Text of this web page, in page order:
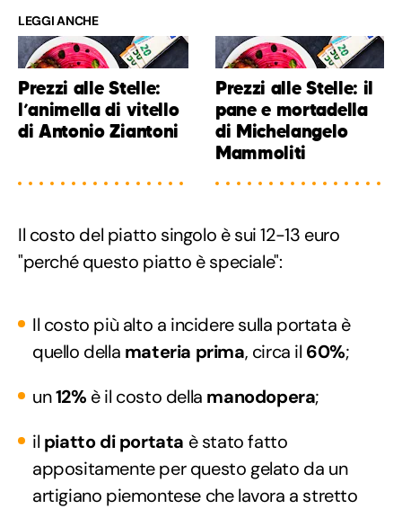
LEGGI ANCHE
Prezzi alle Stelle:
l’animella di vitello
di Antonio Ziantoni
Prezzi alle Stelle: il
pane e mortadella
di Michelangelo
Mammoliti
Il costo del piatto singolo è sui 12-13 euro
"perché questo piatto è speciale":
Il costo più alto a incidere sulla portata è
quello della materia prima, circa il 60%;
un12% è il costo della manodopera;
il piatto di portata è stato fatto
appositamente per questo gelato da un
artigiano piemontese che lavora a stretto